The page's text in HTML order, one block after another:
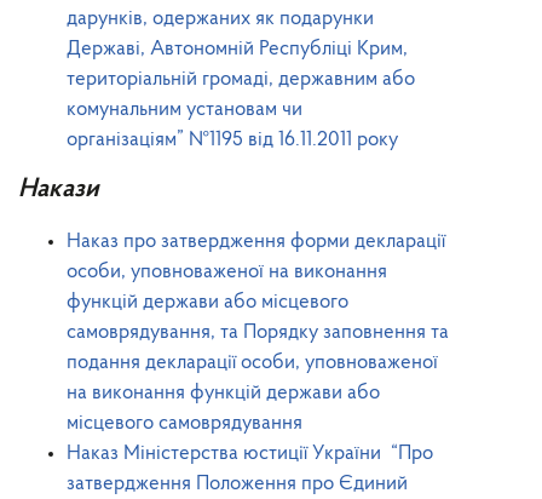
дарунків, одержаних як подарунки
Державі, Автономній Республіці Крим,
територіальній громаді, державним або
комунальним установам чи
організаціям” №1195 від 16.11.2011 року
Накази
Наказ про затвердження форми декларації
особи, уповноваженої на виконання
функцій держави або місцевого
самоврядування, та Порядку заповнення та
подання декларації особи, уповноваженої
на виконання функцій держави або
місцевого самоврядування
Наказ Міністерства юстиції України “Про
затвердження Положення про Єдиний